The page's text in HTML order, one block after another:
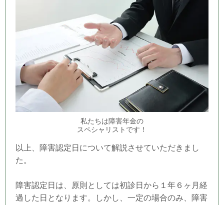
私たちは障害年金の
スペシャリストです！
以上、障害認定日について解説させていただきまし
た。
障害認定日は、原則としては初診日から１年６ヶ月経
過した日となります。しかし、一定の場合のみ、障害